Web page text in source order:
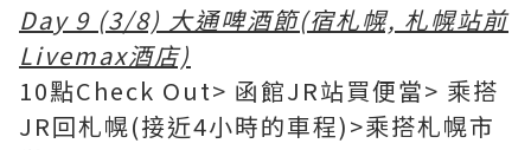
Day 9 (3/8) 大通啤酒節(宿札幌, 札幌站前
Livemax酒店)
10點Check Out> 函館JR站買便當> 乘搭
JR回札幌(接近4小時的車程)>乘搭札幌市